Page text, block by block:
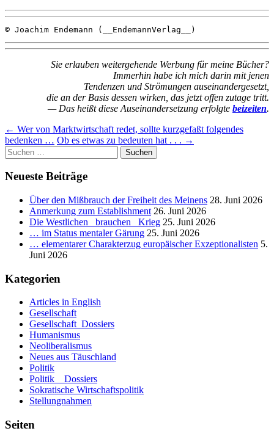
© Joachim Endemann (__EndemannVerlag__)
Sie erlauben weitergehende Werbung für meine Bücher?
Immerhin habe ich mich darin mit jenen
Tendenzen und Strömungen auseinandergesetzt,
die an der Basis dessen wirken, das jetzt offen zutage tritt.
— Das heißt diese Auseinandersetzung erfolgte beizeiten.
Beitragsnavigation
← Wer von Marktwirtschaft redet, sollte kurzgefaßt folgendes
bedenken … Ob es etwas zu bedeuten hat . . . →
Suchen
nach:
Neueste Beiträge
Über den Mißbrauch der Freiheit des Meinens 28. Juni 2026
Anmerkung zum Establishment 26. Juni 2026
Die Westlichen _brauchen_ Krieg 25. Juni 2026
… im Status mentaler Gärung 25. Juni 2026
… elementarer Charakterzug europäischer Exzeptionalisten 5.
Juni 2026
Kategorien
Articles in English
Gesellschaft
Gesellschaft_Dossiers
Humanismus
Neoliberalismus
Neues aus Täuschland
Politik
Politik _ Dossiers
Sokratische Wirtschaftspolitik
Stellungnahmen
Seiten